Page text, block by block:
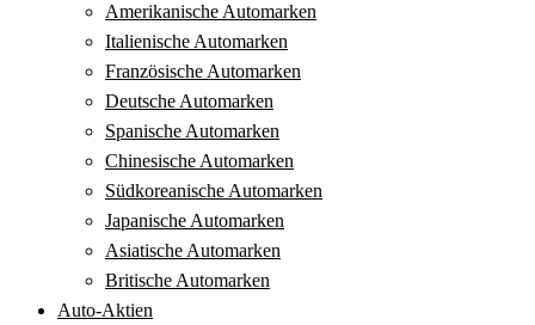
Amerikanische Automarken
Italienische Automarken
Französische Automarken
Deutsche Automarken
Spanische Automarken
Chinesische Automarken
Südkoreanische Automarken
Japanische Automarken
Asiatische Automarken
Britische Automarken
Auto-Aktien